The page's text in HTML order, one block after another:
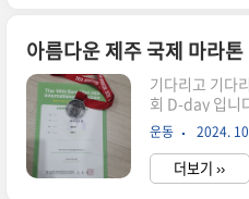
이라는 사건이
려져 있지만,
던게 사실이기
뭐냐며 물어보
지만,아직은 제
게 사실 입니다.
시간을 보낼..
기다리고 기다
회 D-day 입니
에 거즌 일주일
대회에 참가를
했습니다. 다행
면서 대회는 참
운동 2024.
더보기 ››